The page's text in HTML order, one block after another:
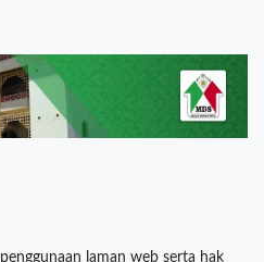
laman web serta hak